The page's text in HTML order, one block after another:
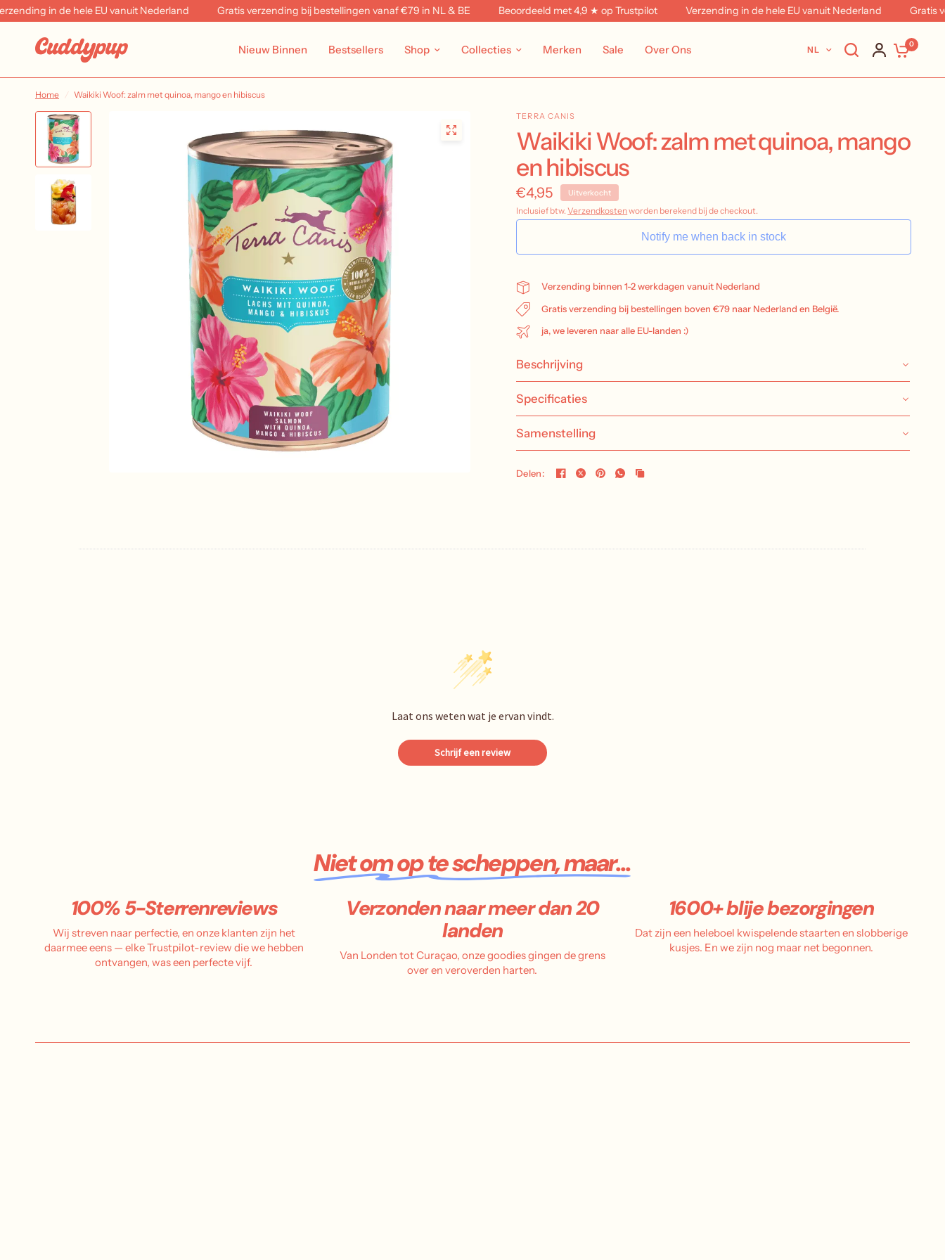
in de hele EU vanuit Nederland Gratis verzending bij bestellingen vanaf €79 in NL & BE Beoordeeld met 4,9 ★ op Trustpilot Verzending in de hele EU vanuit Nederland Gratis
Nieuw Binnen Bestsellers Shop Collecties Merken Sale Over Ons NL
0
Home / Waikiki Woof: zalm met quinoa, mango en hibiscus
TERRA CANIS
Waikiki Woof: zalm met quinoa, mango
en hibiscus
€4,95 Uitverkocht
Inclusief btw.Verzendkostenworden berekend bij de checkout.
Notify me when back in stock
Verzending binnen 1-2 werkdagen vanuit Nederland
Gratis verzending bij bestellingen boven €79 naar Nederland en België.
ja, we leveren naar alle EU-landen :)
Beschrijving
Specificaties
Samenstelling
Delen:
Laat ons weten wat je ervan vindt.
Schrijf een review
Niet om op te scheppen, maar...
100% 5-Sterrenreviews
Wij streven naar perfectie, en onze klanten zijn het
daarmee eens — elke Trustpilot-review die we hebben
ontvangen, was een perfecte vijf.
Verzonden naar meer dan 20
landen
Van Londen tot Curaçao, onze goodies gingen de grens
over en veroverden harten.
1600+ blije bezorgingen
Dat zijn een heleboel kwispelende staarten en slobberige
kusjes. En we zijn nog maar net begonnen.